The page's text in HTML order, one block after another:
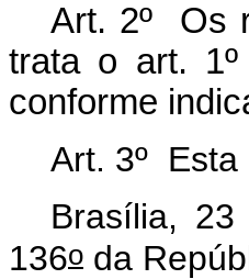
Art. 2º Os
trata o art. 1º
conforme
Art. 3º Esta
Brasília,
136o da